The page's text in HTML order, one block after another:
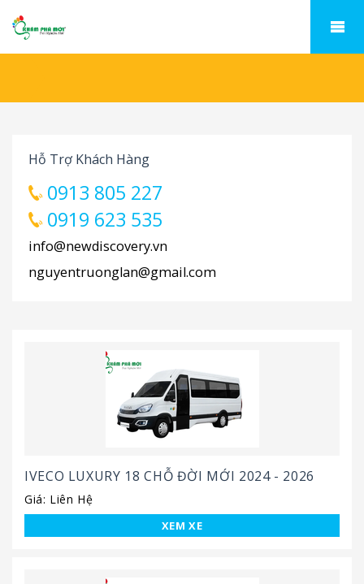
Hỗ Trợ Khách Hàng
0913 805 227
0919 623 535
info@newdiscovery.vn
nguyentruonglan@gmail.com
IVECO LUXURY 18 CHỖ ĐỜI MỚI 2024 - 2026
Giá: Liên Hệ
XEM XE